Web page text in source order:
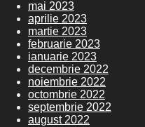
mai 2023
aprilie 2023
martie 2023
februarie 2023
ianuarie 2023
decembrie 2022
noiembrie 2022
octombrie 2022
septembrie 2022
august 2022